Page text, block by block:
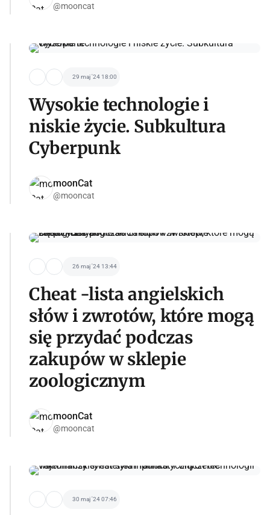
@mooncat
29 maj '24 18:00
Wysokie technologie i
niskie życie. Subkultura
Cyberpunk
moonCat
@mooncat
26 maj '24 13:44
Cheat -lista angielskich
słów i zwrotów, które mogą
się przydać podczas
zakupów w sklepie
zoologicznym
moonCat
@mooncat
30 maj '24 07:46